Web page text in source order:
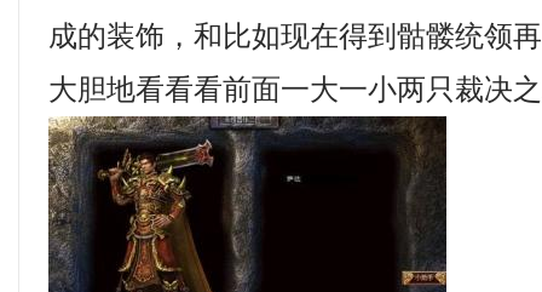
成的装饰，和比如现在得到骷髅统领
大胆地看看看前面一大一小两只裁决